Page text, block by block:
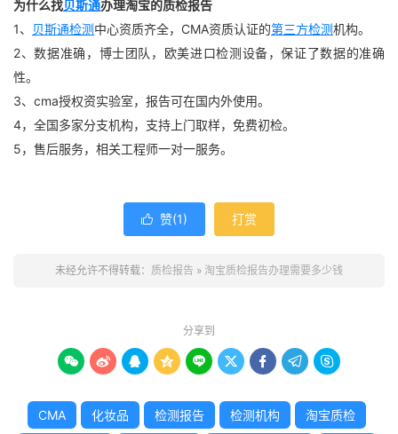
为什么找贝斯通办理淘宝的质检报告
1、
贝斯通检测中心资质齐全，CMA资质认证的第三方检测机构。
2、数据准确，博士团队，欧美进口检测设备，保证了数据的准确
性。
3、cma授权资实验室，报告可在国内外使用。
4，全国多家分支机构，支持上门取样，免费初检。
5，售后服务，相关工程师一对一服务。
 赞(1) 打赏
未经允许不得转载： 质检报告 » 淘宝质检报告办理需要多少钱
分享到
        
CMA 化妆品 检测报告 检测机构 淘宝质检